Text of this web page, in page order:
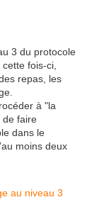
3 du protocole
fois-ci,
repas, les
à "la
de faire
dans le
moins deux